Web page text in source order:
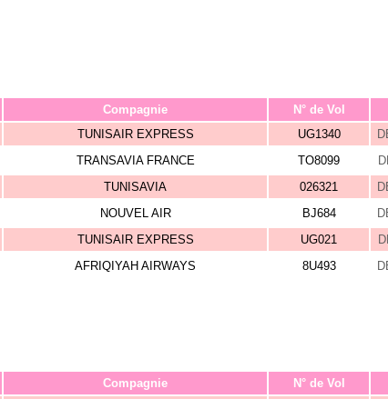
Compagnie N° de Vol
TUNISAIR EXPRESS UG1340
TRANSAVIA FRANCE TO8099
TUNISAVIA 026321
NOUVEL AIR BJ684
TUNISAIR EXPRESS UG021
AFRIQIYAH AIRWAYS 8U493
Compagnie N° de Vol